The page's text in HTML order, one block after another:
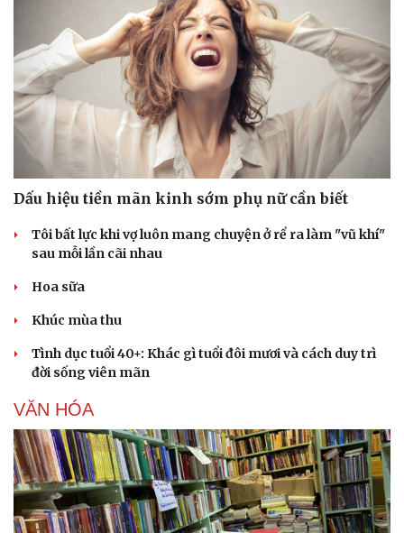
Sân khấu - Điện ảnh
Văn học
Âm nhạc
Di sản
Nghệ sĩ
Thời trang
Sao Việt
Dấu hiệu tiền mãn kinh sớm phụ nữ cần biết
Tôi bất lực khi vợ luôn mang chuyện ở rể ra làm "vũ khí"
sau mỗi lần cãi nhau
Hoa sữa
Khúc mùa thu
Tình dục tuổi 40+: Khác gì tuổi đôi mươi và cách duy trì
đời sống viên mãn
VĂN HÓA